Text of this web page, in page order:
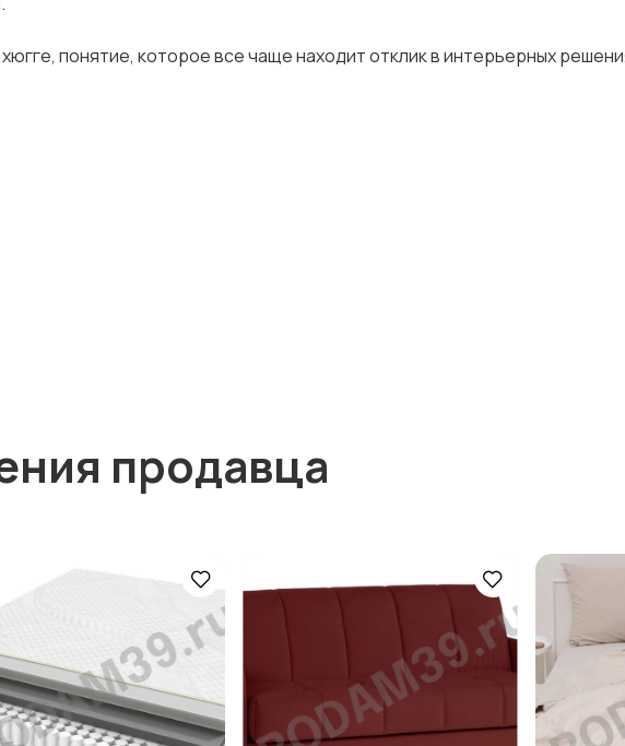
понятие, которое все чаще находит отклик в интерьерных
продавца